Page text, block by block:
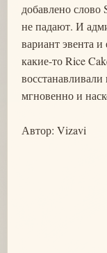
добавлено слово
не падают. И
вариант эвента
какие-то Rice
мгновенно и
Автор: Vizavi